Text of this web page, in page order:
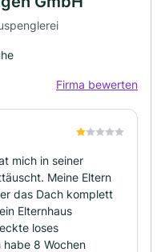
Firma bewerten
mich in seiner
Meine Eltern
das Dach komplett
Elternhaus
loses
habe 8 Wochen